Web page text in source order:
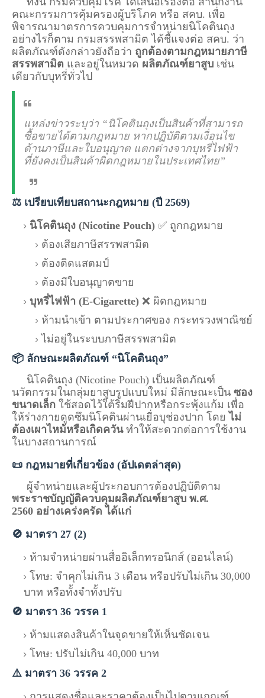
คณะกรรมการคุ้มครองผู้บริโภค หรือ สคบ. เพื่อ
พิจารณามาตรการควบคุมการจำหน่ายนิโคตินถุง
อย่างไรก็ตาม กรมสรรพสามิต ได้ชี้แจงต่อ สคบ. ว่า
ผลิตภัณฑ์ดังกล่าวยังถือว่า ถูกต้องตามกฎหมายภาษี
สรรพสามิต และอยู่ในหมวด ผลิตภัณฑ์ยาสูบ เช่น
เดียวกับบุหรี่ทั่วไป
แหล่งข่าวระบุว่า “นิโคตินถุงเป็นสินค้าที่สามารถ
ซื้อขายได้ตามกฎหมาย หากปฏิบัติตามเงื่อนไข
ด้านภาษีและใบอนุญาต แตกต่างจากบุหรี่ไฟฟ้า
ที่ยังคงเป็นสินค้าผิดกฎหมายในประเทศไทย”
⚖️ เปรียบเทียบสถานะกฎหมาย (ปี 2569)
นิโคตินถุง (Nicotine Pouch) ✅ ถูกกฎหมาย
ต้องเสียภาษีสรรพสามิต
ต้องติดแสตมป์
ต้องมีใบอนุญาตขาย
บุหรี่ไฟฟ้า (E-Cigarette) ❌ ผิดกฎหมาย
ห้ามนำเข้า ตามประกาศของ กระทรวงพาณิชย์
ไม่อยู่ในระบบภาษีสรรพสามิต
📦 ลักษณะผลิตภัณฑ์ “นิโคตินถุง”
นิโคตินถุง (Nicotine Pouch) เป็นผลิตภัณฑ์
นวัตกรรมในกลุ่มยาสูบรูปแบบใหม่ มีลักษณะเป็น ซอง
ขนาดเล็ก ใช้สอดไว้ใต้ริมฝีปากหรือกระพุ้งแก้ม เพื่อ
ให้ร่างกายดูดซึมนิโคตินผ่านเยื่อบุช่องปาก โดย ไม่
ต้องเผาไหม้หรือเกิดควันทำให้สะดวกต่อการใช้งาน
ในบางสถานการณ์
📜 กฎหมายที่เกี่ยวข้อง (อัปเดตล่าสุด)
ผู้จำหน่ายและผู้ประกอบการต้องปฏิบัติตาม
พระราชบัญญัติควบคุมผลิตภัณฑ์ยาสูบ พ.ศ.
2560 อย่างเคร่งครัด ได้แก่
🚫 มาตรา 27 (2)
ห้ามจำหน่ายผ่านสื่ออิเล็กทรอนิกส์ (ออนไลน์)
โทษ: จำคุกไม่เกิน 3 เดือน หรือปรับไม่เกิน 30,000
บาท หรือทั้งจำทั้งปรับ
🚫 มาตรา 36 วรรค 1
ห้ามแสดงสินค้าในจุดขายให้เห็นชัดเจน
โทษ: ปรับไม่เกิน 40,000 บาท
⚠️ มาตรา 36 วรรค 2